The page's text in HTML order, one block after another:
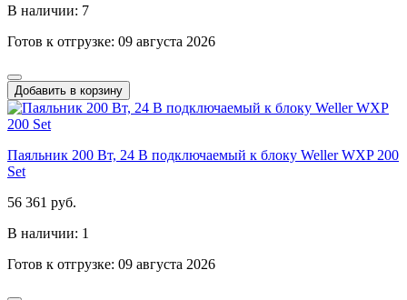
В наличии: 7
Готов к отгрузке: 09 августа 2026
Добавить в корзину
Паяльник 200 Вт, 24 В подключаемый к блоку Weller WXP 200
Set
56 361 руб.
В наличии: 1
Готов к отгрузке: 09 августа 2026